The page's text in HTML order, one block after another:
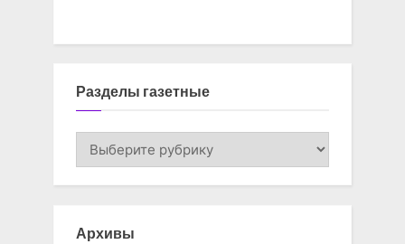
Разделы газетные
Разделы
Архивы